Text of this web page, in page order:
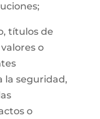
títulos de
o
la seguridad,
o